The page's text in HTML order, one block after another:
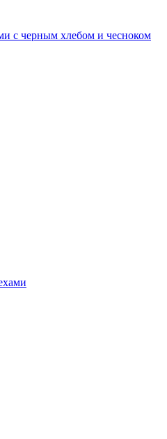
с черным хлебом и чесноком